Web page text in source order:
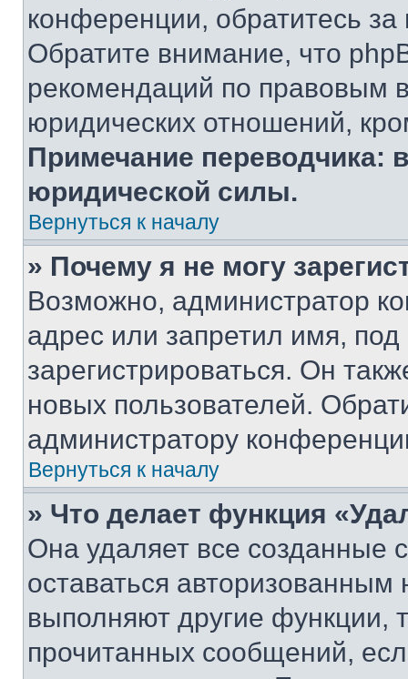
конференции, обратитесь
Обратите внимание, что
рекомендаций по правовым
юридических отношений,
Примечание переводчика:
юридической силы.
Вернуться к началу
» Почему я не могу
Возможно, администратор
адрес или запретил имя,
зарегистрироваться. Он
новых пользователей.
администратору
Вернуться к началу
» Что делает функция
Она удаляет все созданные
оставаться
выполняют другие функции,
прочитанных сообщений,